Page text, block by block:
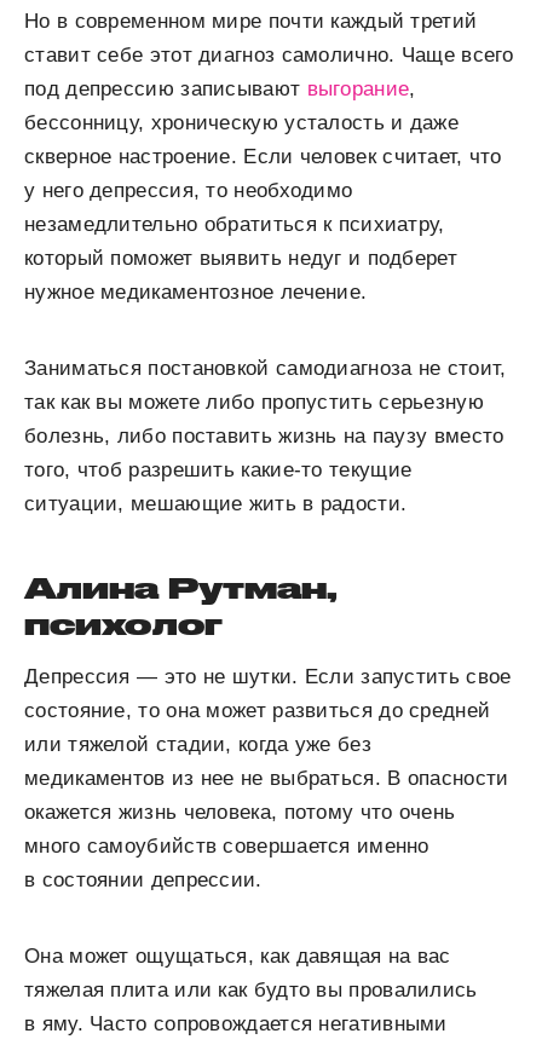
Но в современном мире почти каждый третий
ставит себе этот диагноз самолично. Чаще всего
под депрессию записывают выгорание,
бессонницу, хроническую усталость и даже
скверное настроение. Если человек считает, что
у него депрессия, то необходимо
незамедлительно обратиться к психиатру,
который поможет выявить недуг и подберет
нужное медикаментозное лечение.
Заниматься постановкой самодиагноза не стоит,
так как вы можете либо пропустить серьезную
болезнь, либо поставить жизнь на паузу вместо
того, чтоб разрешить какие-то текущие
ситуации, мешающие жить в радости.
Алина Рутман,
психолог
Депрессия — это не шутки. Если запустить свое
состояние, то она может развиться до средней
или тяжелой стадии, когда уже без
медикаментов из нее не выбраться. В опасности
окажется жизнь человека, потому что очень
много самоубийств совершается именно
в состоянии депрессии.
Она может ощущаться, как давящая на вас
тяжелая плита или как будто вы провалились
в яму. Часто сопровождается негативными